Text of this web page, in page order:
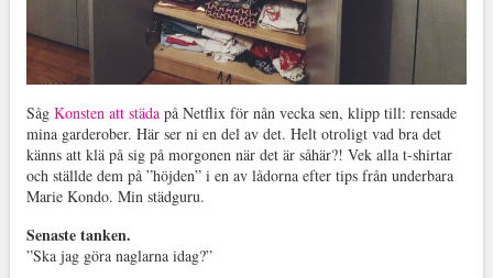
Såg Konsten att städapå Netflix för nån vecka sen, klipp till: rensade
mina garderober. Här ser ni en del av det. Helt otroligt vad bra det
känns att klä på sig på morgonen när det är såhär?! Vek alla t-shirtar
och ställde dem på ”höjden” i en av lådorna efter tips från underbara
Marie Kondo. Min städguru.
Senaste tanken.
”Ska jag göra naglarna idag?”